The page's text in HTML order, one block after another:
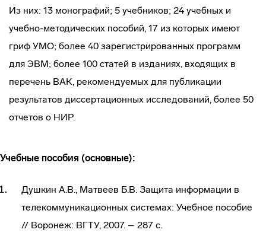
Из них: 13 монографий; 5 учебников; 24 учебных и
учебно-методических пособий, 17 из которых имеют
гриф УМО; более 40 зарегистрированных программ
для ЭВМ; более 100 статей в изданиях, входящих в
перечень ВАК, рекомендуемых для публикации
результатов диссертационных исследований, более 50
отчетов о НИР.
Учебные пособия (основные):
Душкин А.В., Матвеев Б.В. Защита информации в
телекоммуникационных системах: Учебное пособие
// Воронеж: ВГТУ, 2007. – 287 с.